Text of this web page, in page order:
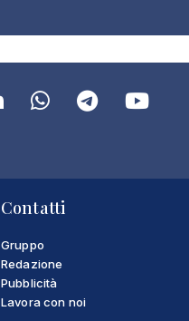
Contatti
Gruppo
Redazione
Pubblicità
Lavora con noi